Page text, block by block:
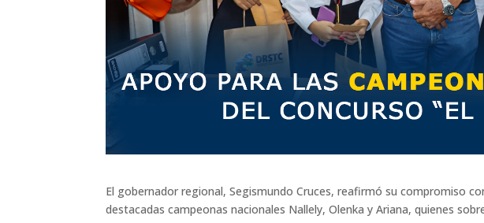
El gobernador regional, Segismundo Cruces, reafirmó su compromiso
destacadas campeonas nacionales Nallely, Olenka y Ariana, quienes